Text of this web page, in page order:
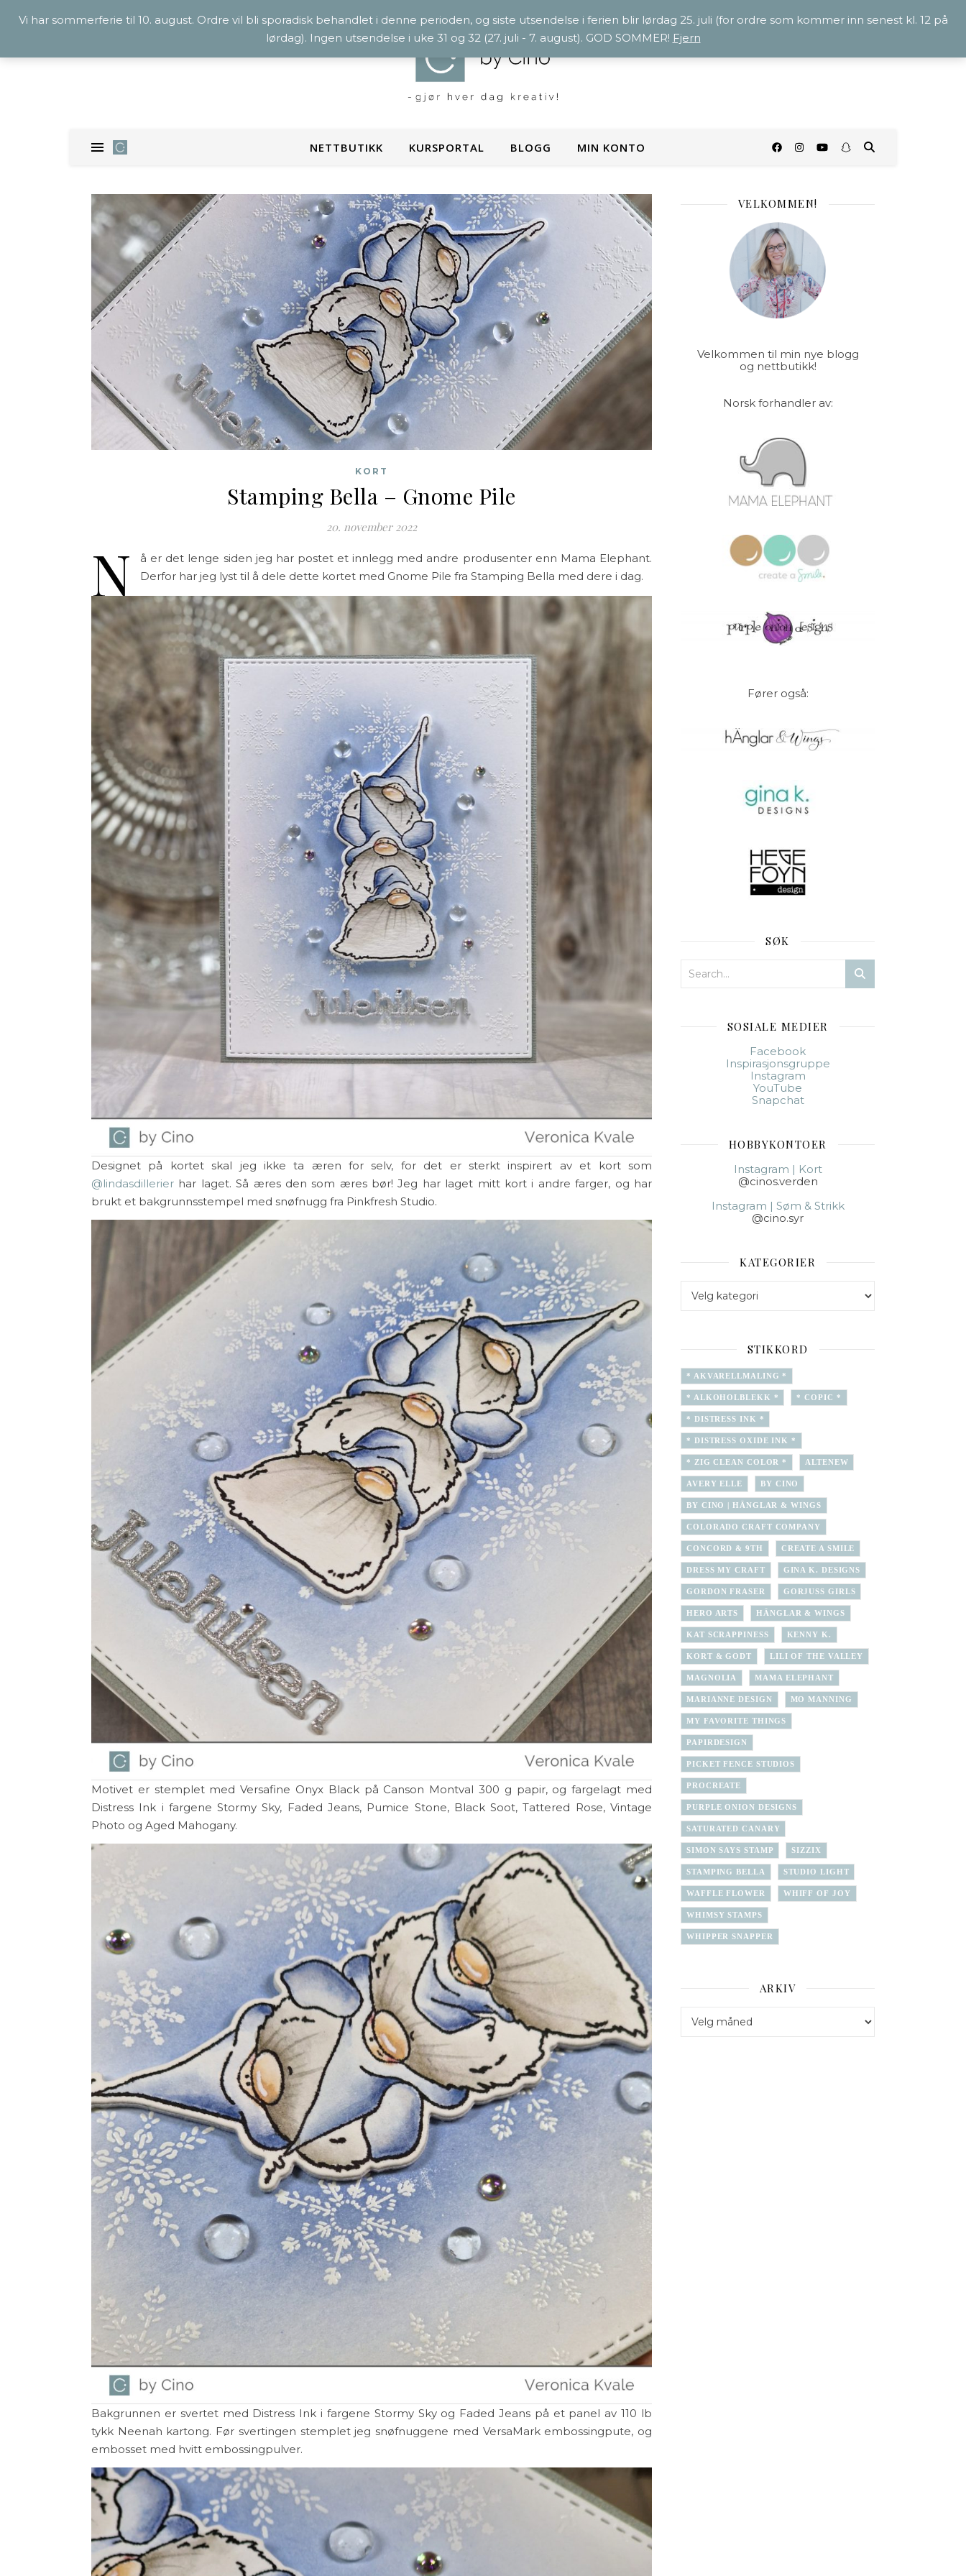
NETTBUTIKK KURSPORTAL BLOGG MIN KONTO
KORT
Stamping Bella – Gnome Pile
20. november 2022
N
å er det lenge siden jeg har postet et innlegg med andre produsenter enn Mama Elephant.
Derfor har jeg lyst til å dele dette kortet med Gnome Pile fra Stamping Bella med dere i dag.
Designet på kortet skal jeg ikke ta æren for selv, for det er sterkt inspirert av et kort som
@lindasdillerier har laget. Så æres den som æres bør! Jeg har laget mitt kort i andre farger, og har
brukt et bakgrunnsstempel med snøfnugg fra Pinkfresh Studio.
Motivet er stemplet med Versafine Onyx Black på Canson Montval 300 g papir, og fargelagt med
Distress Ink i fargene Stormy Sky, Faded Jeans, Pumice Stone, Black Soot, Tattered Rose, Vintage
Photo og Aged Mahogany.
Bakgrunnen er svertet med Distress Ink i fargene Stormy Sky og Faded Jeans på et panel av 110 lb
tykk Neenah kartong. Før svertingen stemplet jeg snøfnuggene med VersaMark embossingpute, og
embosset med hvitt embossingpulver.
VELKOMMEN!
Velkommen til min nye blogg
og nettbutikk!
Norsk forhandler av:
Fører også:
SØK
SOSIALE MEDIER
Facebook
Inspirasjonsgruppe
Instagram
YouTube
Snapchat
HOBBYKONTOER
Instagram | Kort
@cinos.verden
Instagram | Søm & Strikk
@cino.syr
KATEGORIER
STIKKORD
* AKVARELLMALING *
* ALKOHOLBLEKK * * COPIC *
* DISTRESS INK *
* DISTRESS OXIDE INK *
* ZIG CLEAN COLOR * ALTENEW
AVERY ELLE BY CINO
BY CINO | HÄNGLAR & WINGS
COLORADO CRAFT COMPANY
CONCORD & 9TH CREATE A SMILE
DRESS MY CRAFT GINA K. DESIGNS
GORDON FRASER GORJUSS GIRLS
HERO ARTS HÄNGLAR & WINGS
KAT SCRAPPINESS KENNY K.
KORT & GODT LILI OF THE VALLEY
MAGNOLIA MAMA ELEPHANT
MARIANNE DESIGN MO MANNING
MY FAVORITE THINGS
PAPIRDESIGN
PICKET FENCE STUDIOS
PROCREATE
PURPLE ONION DESIGNS
SATURATED CANARY
SIMON SAYS STAMP SIZZIX
STAMPING BELLA STUDIO LIGHT
WAFFLE FLOWER WHIFF OF JOY
WHIMSY STAMPS
WHIPPER SNAPPER
ARKIV
Vi har sommerferie til 10. august. Ordre vil bli sporadisk behandlet i denne perioden, og siste utsendelse i ferien blir lørdag 25. juli (for ordre som kommer inn senest kl. 12 på
lørdag). Ingen utsendelse i uke 31 og 32 (27. juli - 7. august). GOD SOMMER! Fjern